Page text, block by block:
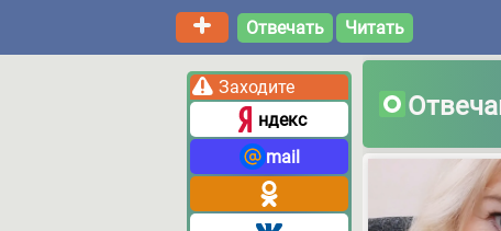
Отвечать Читать
Заходите
ндекс
mail